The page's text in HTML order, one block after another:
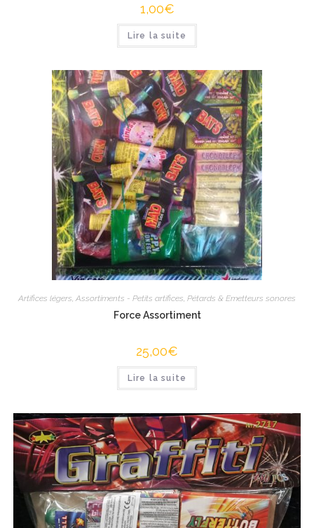
1,00€
Lire la suite
Artifices légers, Assortiments - Petits artifices, Pétards & Emetteurs sonores
Force Assortiment
25,00€
Lire la suite